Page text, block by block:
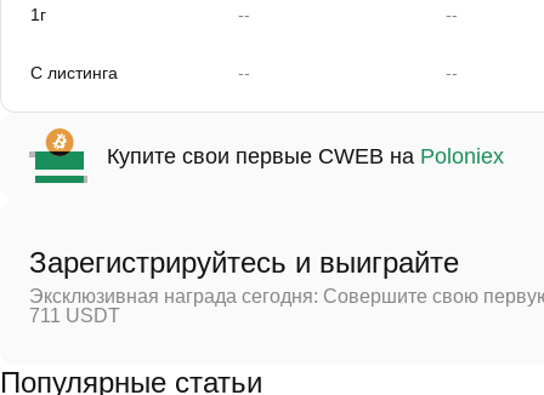
1г -- --
С листинга -- --
Купите свои первые CWEB на Poloniex
Зарегистрируйтесь и выиграйте
Эксклюзивная награда сегодня: Совершите свою
711 USDT
Популярные статьи